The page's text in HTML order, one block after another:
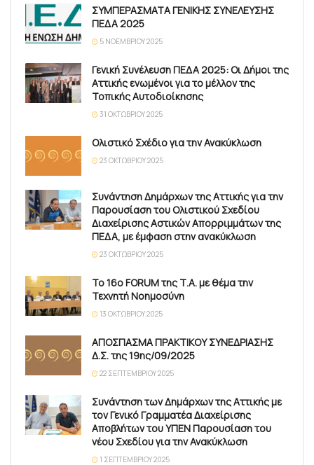
ΣΥΜΠΕΡΑΣΜΑΤΑ ΓΕΝΙΚΗΣ ΣΥΝΕΛΕΥΣΗΣ
ΠΕΔΑ 2025
5 ΝΟΕΜΒΡΊΟΥ 2025
Γενική Συνέλευση ΠΕΔΑ 2025: Οι Δήμοι της
Αττικής ενωμένοι για το μέλλον της
Τοπικής Αυτοδιοίκησης
31 ΟΚΤΩΒΡΊΟΥ 2025
Ολιστικό Σχέδιο για την Ανακύκλωση
23 ΟΚΤΩΒΡΊΟΥ 2025
Συνάντηση Δημάρχων της Αττικής για την
Παρουσίαση του Ολιστικού Σχεδίου
Διαχείρισης Αστικών Απορριμμάτων της
ΠΕΔΑ, με έμφαση στην ανακύκλωση
23 ΟΚΤΩΒΡΊΟΥ 2025
Το 16ο FORUM της Τ.Α. με θέμα την
Τεχνητή Νοημοσύνη
13 ΟΚΤΩΒΡΊΟΥ 2025
ΑΠΟΣΠΑΣΜΑ ΠΡΑΚΤΙΚΟΥ ΣΥΝΕΔΡΙΑΣΗΣ
Δ.Σ. της 19ης/09/2025
22 ΣΕΠΤΕΜΒΡΊΟΥ 2025
Συνάντηση των Δημάρχων της Αττικής με
τον Γενικό Γραμματέα Διαχείρισης
Αποβλήτων του ΥΠΕΝ Παρουσίαση του
νέου Σχεδίου για την Ανακύκλωση
1 ΣΕΠΤΕΜΒΡΊΟΥ 2025